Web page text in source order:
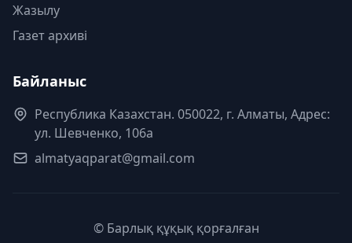
Жазылу
Газет архиві
Байланыс
Республика Казахстан. 050022, г. Алматы, Адрес:
ул. Шевченко, 106а
almatyaqparat@gmail.com
© Барлық құқық қорғалған